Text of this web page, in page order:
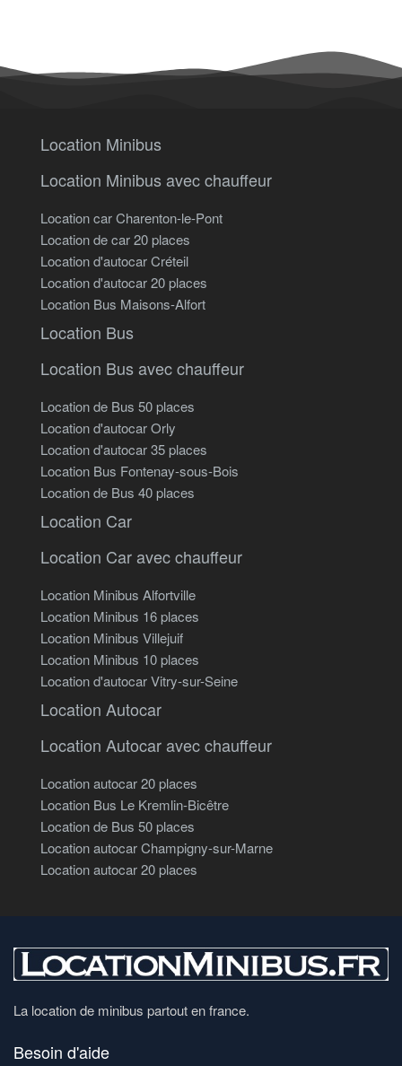
Location Minibus
Location Minibus avec chauffeur
Location car Charenton-le-Pont
Location de car 20 places
Location d'autocar Créteil
Location d'autocar 20 places
Location Bus Maisons-Alfort
Location Bus
Location Bus avec chauffeur
Location de Bus 50 places
Location d'autocar Orly
Location d'autocar 35 places
Location Bus Fontenay-sous-Bois
Location de Bus 40 places
Location Car
Location Car avec chauffeur
Location Minibus Alfortville
Location Minibus 16 places
Location Minibus Villejuif
Location Minibus 10 places
Location d'autocar Vitry-sur-Seine
Location Autocar
Location Autocar avec chauffeur
Location autocar 20 places
Location Bus Le Kremlin-Bicêtre
Location de Bus 50 places
Location autocar Champigny-sur-Marne
Location autocar 20 places
La location de minibus partout en france.
Besoin d'aide